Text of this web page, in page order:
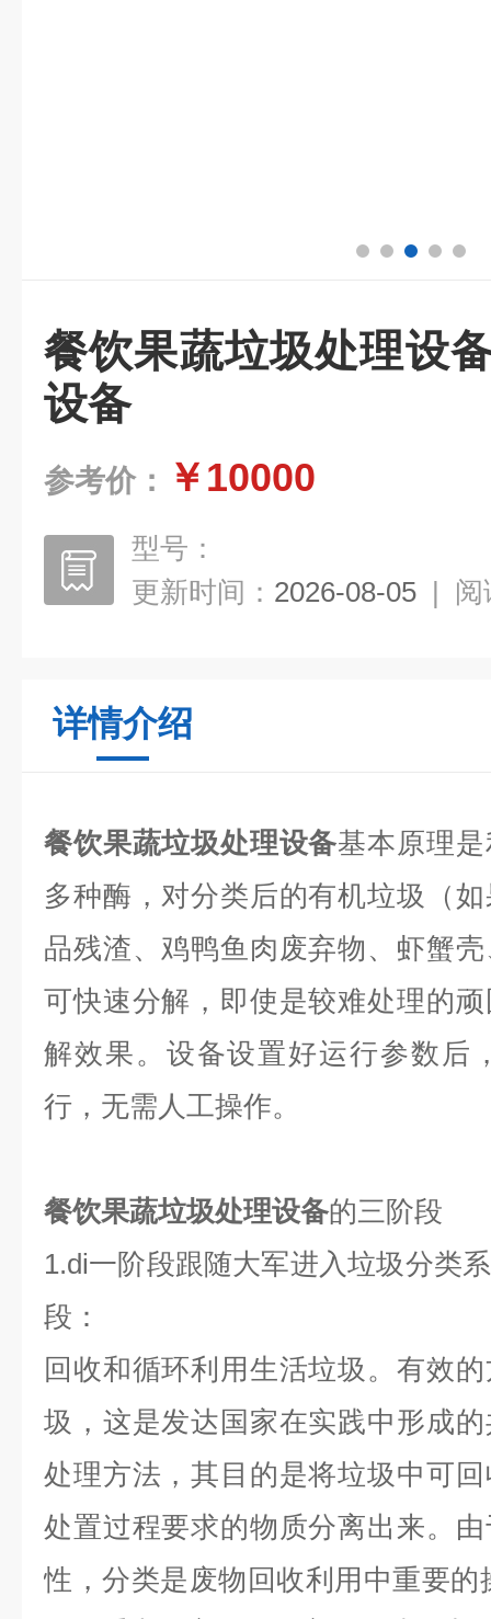
餐饮果蔬垃圾处理设
设备
参考价： ￥10000
型号：
更新时间： 2026-08-05 | 阅
详情介绍
餐饮果蔬垃圾处理设备基本原理
多种酶，对分类后的有机垃圾（
品残渣、鸡鸭鱼肉废弃物、虾蟹
可快速分解，即使是较难处理的
解效果。设备设置好运行参数后
行，无需人工操作。
餐饮果蔬垃圾处理设备的三阶段
1.di一阶段跟随大军进入垃圾分类
段：
回收和循环利用生活垃圾。有效
圾，这是发达国家在实践中形成
处理方法，其目的是将垃圾中可
处置过程要求的物质分离出来。
性，分类是废物回收利用中重要